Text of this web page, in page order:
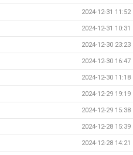
2024-12-31 11:52
2024-12-31 10:31
2024-12-30 23:23
2024-12-30 16:47
2024-12-30 11:18
2024-12-29 19:19
2024-12-29 15:38
2024-12-28 15:39
2024-12-28 14:21